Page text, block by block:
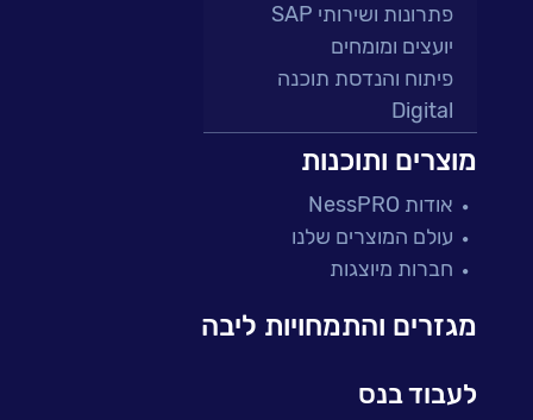
פתרונות ושירותי SAP
יועצים ומומחים
פיתוח והנדסת תוכנה
Digital
פתרונות למגזר הפיננסי
מיקור חוץ ושירותים מנוהלים
בדיקות והבטחת איכות
עולמות הענן
עולמות הסייבר
BI, Analytics & Big-Data
מוצרים ותוכנות
אודות NessPRO
עולם המוצרים שלנו
חברות מיוצגות
מגזרים והתמחויות ליבה
לעבוד בנס